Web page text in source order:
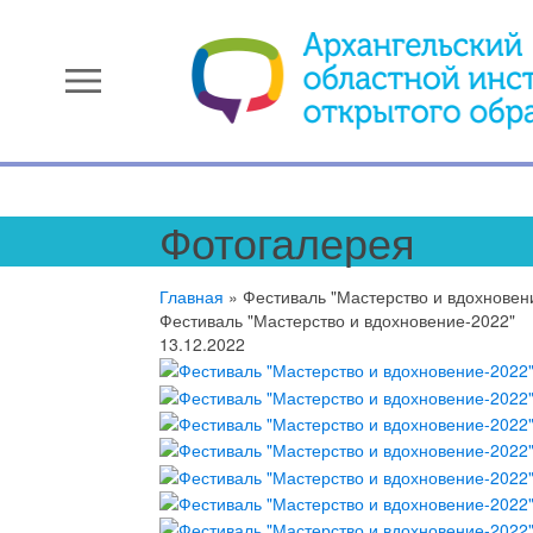
menu
Фотогалерея
Главная »Фестиваль "Мастерство и
Фестиваль "Мастерство и вдохновение-2022"
13.12.2022